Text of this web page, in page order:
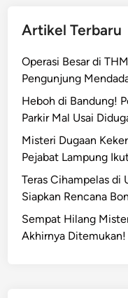
Artikel Terbaru
Operasi Besar di
Pengunjung
Heboh di Bandung!
Parkir Mal Usai
Misteri Dugaan
Pejabat Lampung
Teras Cihampelas di
Siapkan Rencana
Sempat Hilang
Akhirnya